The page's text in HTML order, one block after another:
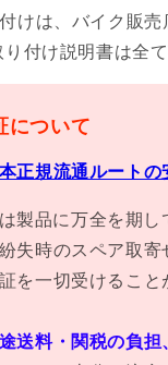
けは、バイク販
付け説明書は全
ついて
本正規流通ルート
製品に万全を期
失時のスペア取
を一切受けるこ
送料・関税の負